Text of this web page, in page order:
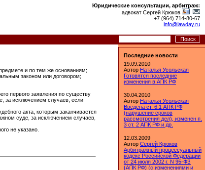
Юридические консультации, арбитраж:
адвокат Сергей Крюков
+7 (964) 714-80-67
info@lawday.ru
и по тем же основаниям;
законом или договором;
первого заявления по существу
за исключением случаев, если
акта, которым заканчивается
суде, за исключением случаев,
не указано.
Последние новости
19.09.2010
Автор Наталья Усольская
Готовятся последние
изменения в АПК РФ
30.04.2010
Автор Наталья Усольская
Введена ст. 6.1 АПК РФ
(нарушение сроков
рассмотрения дел), изменен п.
3 ст. 2 АПК РФ и др.
12.03.2009
Автор Сергей Крюков
Арбитражный процессуальный
кодекс Российской Федерации
от 24 июля 2002 г. N 95-ФЗ
(АПК РФ) (с изменениями и